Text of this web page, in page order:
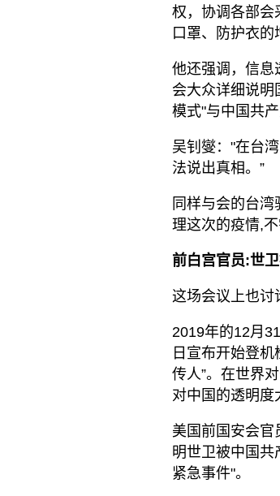
权，协调各部会
口罩、防护衣的
他还强调，信息
会大众详细说明
模式"与中国共
吴钊燮："在台
法说出真相。”
同样与会的台
理这次的疫情,
前白宫官员:世
这场会议上也讨
2019年的12月
日宣布开始登
传人”。在世界
对中国的透明度
美国前国安会官
明世卫被中国共
紧急事件"。